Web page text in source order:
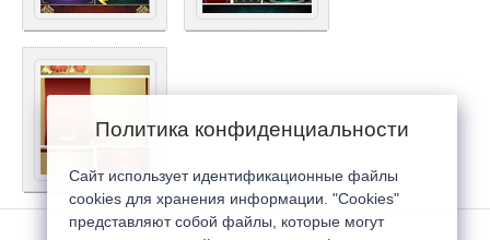
Политика конфиденциальности
Сайт использует идентификационные файлы
cookies для хранения информации. "Cookies"
представляют собой файлы, которые могут